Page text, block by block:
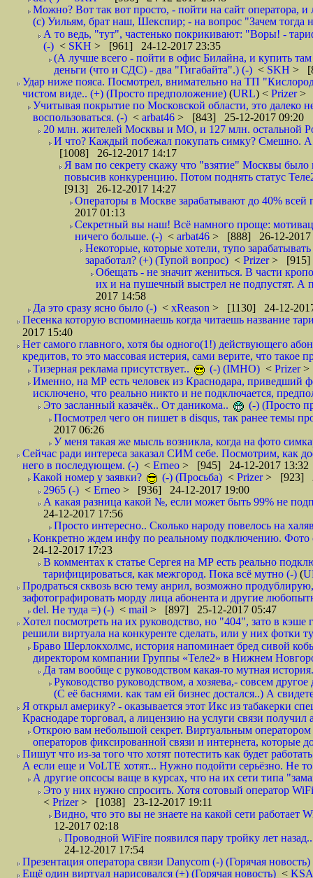
Можно? Вот так вот просто, - пойти на сайт оператора,
(с) Уильям, брат наш, Шекспир; - на вопрос "Зачем тогда
А то ведь, "тут", частенько покрикивают: "Воры! -
(-) < SKH > [961] 24-12-2017 23:35
(А лучше всего - пойти в офис Билайна, и купить
деньги (что и СДС) - два "Гигабайта".) (-) < SKH >
Удар ниже пояса. Посмотрел, внимательно на ТП
чистом виде.. (+) (Просто предположение) (URL) < Prizer>
Учитывая покрытие по Московской области, это далеко
воспользоваться. (-) < arbat46 > [843] 25-12-2017 09:20
20 млн. жителей Москвы и МО, и 127 млн. остальной
И что? Каждый побежал покупать симку? Смешно. А
[1008] 26-12-2017 14:17
Я вам по секрету скажу что "взятие" Москвы
повысив конкуренцию. Потом поднять статус
[913] 26-12-2017 14:27
Операторы в Москве зарабатывают до 40% всей
2017 01:13
Секретный вы наш! Всё намного проще:
ничего больше. (-) < arbat46 > [888] 26-12-2017
Некоторые, которые хотели, тупо
заработал? (+) (Тупой вопрос) < Prizer> [915]
Обещать - не значит жениться. В части
их и на пушечный выстрел не подпустят. А
2017 14:58
Да это сразу ясно было (-) < xReason > [1130] 24-12-
Песенка которую вспоминаешь когда читаешь название
2017 15:40
Нет самого главного, хотя бы одного(1!) действующего
кредитов, то это массовая истерия, сами верите, что такое
Тизерная реклама присутствует..
(-) (IMHO) < Prizer>
Именно, на МР есть человек из Краснодара, приведший
исключено, что реально никто и не подключается,
Это засланный казачёк.. От даникома..
(-) (Просто
Посмотрел чего он пишет в disqus, так ранее темы
2017 06:26
У меня такая же мысль возникла, когда на фото
Сейчас ради интереса заказал СИМ себе. Посмотрим, как
него в последующем. (-) < Erneo > [945] 24-12-2017 13:32
Какой номер у заявки?
(-) (Просьба) < Prizer> [923]
2965 (-) < Erneo > [936] 24-12-2017 19:00
А какая разница какой №, если может быть 99% не
24-12-2017 17:56
Просто интересно.. Сколько народу повелось на
Конкретно ждем инфу по реальному подключению. Фото
24-12-2017 17:23
В комментах к статье Сергея на МР есть реально
тарифицироваться, как межгород. Пока всё мутно (-) (
Продраться сквозь всю тему анрил, возможно
зафотографировать морду лица абонента и другие
del. Не туда =) (-) < mail > [897] 25-12-2017 05:47
Хотел посмотреть на их руководство, но "404", зато в
решили виртуала на конкуренте сделать, или у них фотки
Браво Шерлокхолмс, история напоминает бред сивой
директором компании Группы «Теле2» в Нижнем
Да там вообще с руководством какая-то мутная
Руководство руководством, а хозяева,- совсем
(С её баснями. как там ей бизнес достался..) А
Я открыл америку? - оказывается этот Икс из табакерки
Краснодаре торговал, а лицензию на услуги связи получил
Открою вам небольшой секрет. Виртуальным оператором
операторов фиксированной связи и интернета, которые
Пишут что из-за того что хотят потестить как будет
А если еще и VoLTE хотят... Нужно подойти серьёзно. Не
А другие опсосы ваще в курсах, что на их сети типа
Это у них нужно спросить. Хотя сотовый оператор
< Prizer> [1038] 23-12-2017 19:11
Видно, что это вы не знаете на какой сети
12-2017 02:18
Проводной WiFire появился пару тройку лет
24-12-2017 17:54
Презентация оператора связи Danycom (-) (Горячая новость)
Ещё один виртуал нарисовался (+) (Горячая новость) <